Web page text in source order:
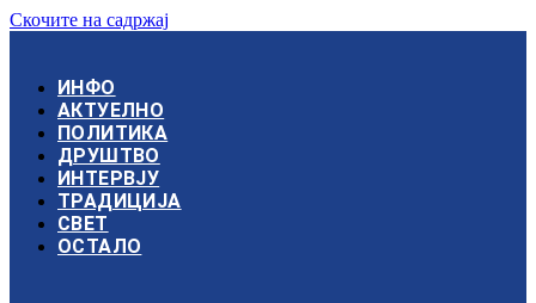
Скочите на садржај
ИНФО
АКТУЕЛНО
ПОЛИТИКА
ДРУШТВО
ИНТЕРВЈУ
ТРАДИЦИЈА
СВЕТ
ОСТАЛО